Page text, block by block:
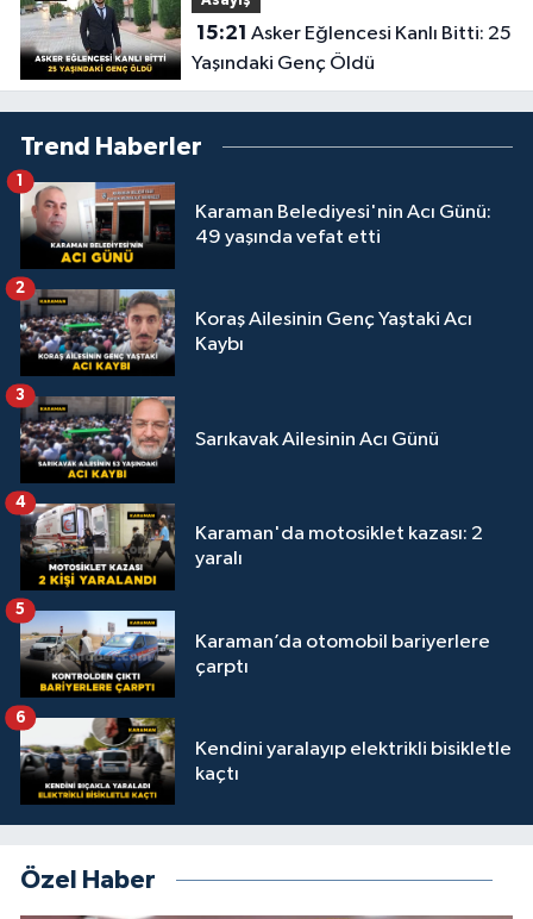
15:21
Yaşındaki Genç Öldü
Trend Haberler
Karaman Belediyesi'nin Acı Günü:
49 yaşında vefat etti
1
Koraş Ailesinin Genç Yaştaki Acı
Kaybı
2
Sarıkavak Ailesinin Acı Günü
3
Karaman'da motosiklet kazası: 2
yaralı
4
Karaman’da otomobil bariyerlere
çarptı
5
Kendini yaralayıp elektrikli bisikletle
kaçtı
6
Özel Haber